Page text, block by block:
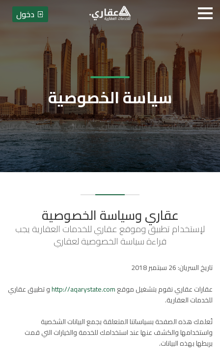
سياسة الخصوصية
عقاري وسياسة الخصوصية
لإستخدام تطبيق وموقع عقاري للخدمات العقارية يجب
قراءة سياسة الخصوصية لعقاري
تاريخ السريان: 26 سبتمبر 2018
عقارات عقاري نقوم بتشغيل موقعhttp://aqarystate.comو تطبيق عقاري
للخدمات العقارية.
تُعلمك هذه الصفحة بسياساتنا المتعلقة بجمع البيانات الشخصية
واستخدامها والكشف عنها عند استخدامك للخدمة والخيارات التي قمت
بربطها بهذه البيانات.
دخول